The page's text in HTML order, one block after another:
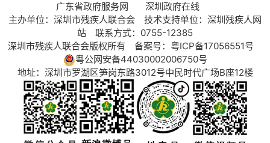
广东省政府服务网
深圳政府在线
主办单位：深圳市残疾人联合会 技术支持单位：深圳残疾人网
站 联系方式：0755-12385
深圳市残疾人联合会版权所有 备案号： 粤ICP备17056551号
粤公网安备44030002006750号
地址：深圳市罗湖区笋岗东路3012号中民时代广场B座12楼